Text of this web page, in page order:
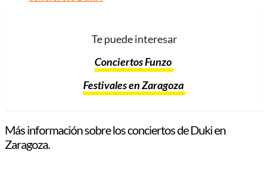
Te puede interesar
Conciertos Funzo
Festivales en Zaragoza
Más información sobre los conciertos de Duki en
Zaragoza.